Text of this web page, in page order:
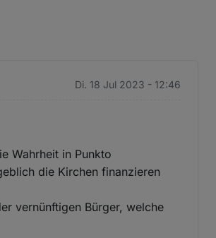
Di. 18 Jul 2023 - 12:46
Wahrheit in Punkto
die Kirchen finanzieren
vernünftigen Bürger, welche